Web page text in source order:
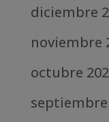
diciembre
noviembre
octubre
septiembre